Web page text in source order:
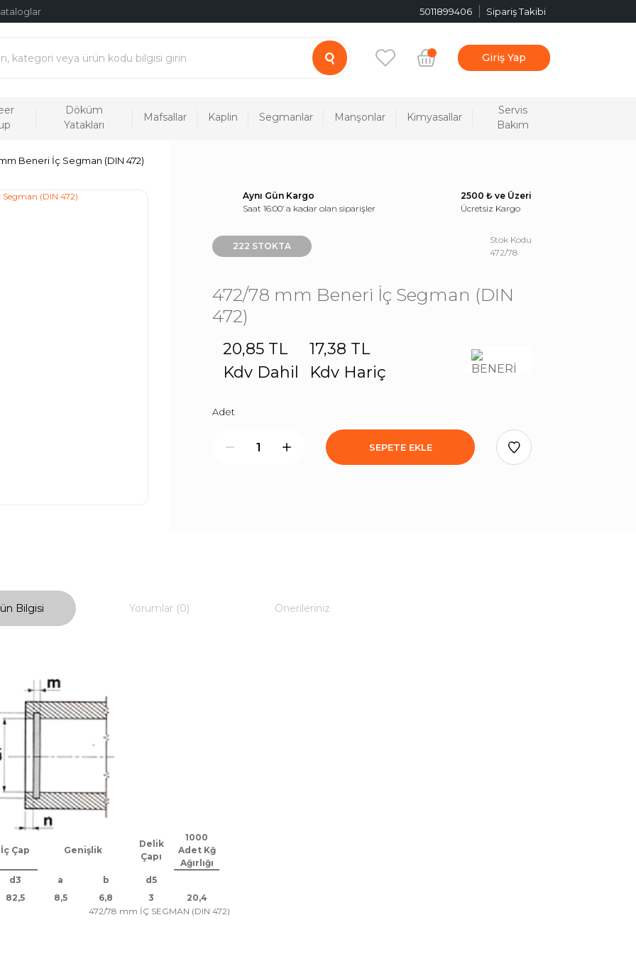
5011899406 Sipariş Takibi
Giriş Yap
Döküm
Yatakları
Mafsallar Kaplin Segmanlar Manşonlar Kimyasallar
Servis
Bakım
Beneri İç Segman (DIN 472)
Aynı Gün Kargo
Saat 16:00’ a kadar olan siparişler
2500 ₺ ve Üzeri
Ücretsiz Kargo
222 STOKTA
Stok Kodu
472/78
472/78 mm Beneri İç Segman (DIN
472)
20,85 TL
Kdv Dahil
17,38 TL
Kdv Hariç
Adet
SEPETE EKLE
Bilgisi Yorumlar (0) Önerileriniz
İç Çap Genişlik
Delik
Çapı
1000
Adet Kğ
Ağırlığı
d3
a b
d5
82,5
8,5 6,8 3
20,4
472/78 mm İÇ SEGMAN (DIN 472)